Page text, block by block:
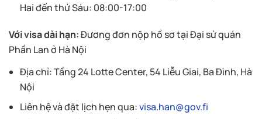
Hai đến thứ Sáu: 08:00-17:00
Với visa dài hạn:Đương đơn nộp hồ sơ tại Đại sứ quán
Phần Lan ở Hà Nội
Địa chỉ: Tầng 24 Lotte Center, 54 Liễu Giai, Ba Đình, Hà
Nội
Liên hệ và đặt lịch hẹn qua:visa.han@gov.fi